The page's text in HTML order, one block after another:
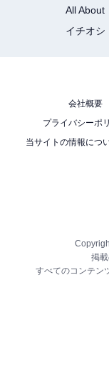
All About
イチオシ
会社概要
プライバシーポ
当サイトの情報につ
掲
すべてのコンテン